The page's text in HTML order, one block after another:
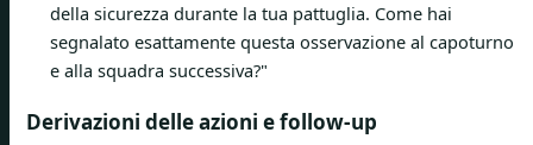
della sicurezza durante la tua pattuglia. Come hai
segnalato esattamente questa osservazione al capoturno
e alla squadra successiva?"
Derivazioni delle azioni e follow-up